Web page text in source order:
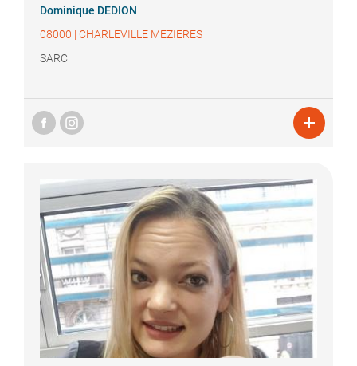
Dominique DEDION
08000 | CHARLEVILLE MEZIERES
SARC
